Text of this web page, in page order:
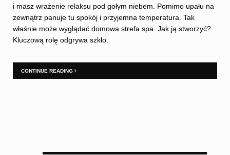
i masz wrażenie relaksu pod gołym niebem. Pomimo upału na
zewnątrz panuje tu spokój i przyjemna temperatura. Tak
właśnie może wyglądać domowa strefa spa. Jak ją stworzyć?
Kluczową rolę odgrywa szkło.
CONTINUE READING